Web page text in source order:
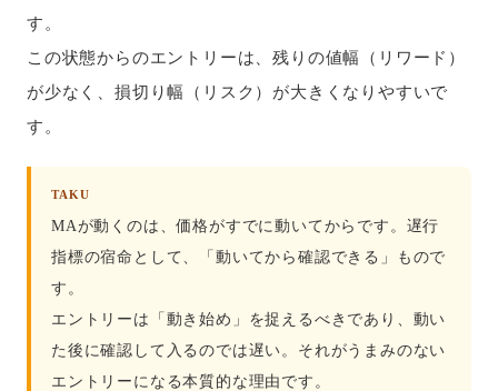
す。
この状態からのエントリーは、残りの値幅（リワード）
が少なく、損切り幅（リスク）が大きくなりやすいで
す。
TAKU
MAが動くのは、価格がすでに動いてからです。遅行
指標の宿命として、「動いてから確認できる」もので
す。
エントリーは「動き始め」を捉えるべきであり、動い
た後に確認して入るのでは遅い。それがうまみのない
エントリーになる本質的な理由です。